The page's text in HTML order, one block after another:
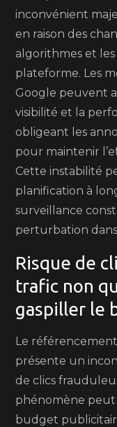
inconvénient
en raison des
algorithmes et
plateforme. Les
Google peuvent
visibilité et la
obligeant les
pour maintenir
Cette instabilité
planification à
surveillance
perturbation
Risque de
trafic non
gaspiller le
Le
présente un
de clics
phénomène
budget